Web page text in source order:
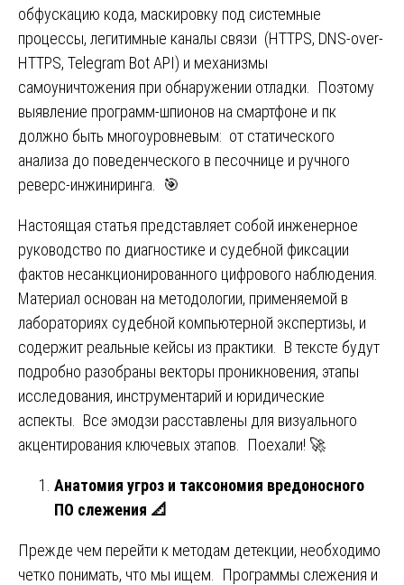
обфускацию кода, маскировку под системные
процессы, легитимные каналы связи (HTTPS, DNS-over-
HTTPS, Telegram Bot API) и механизмы
самоуничтожения при обнаружении отладки. Поэтому
выявление программ-шпионов на смартфоне и пк
должно быть многоуровневым: от статического
анализа до поведенческого в песочнице и ручного
реверс-инжиниринга. 🎯
Настоящая статья представляет собой инженерное
руководство по диагностике и судебной фиксации
фактов несанкционированного цифрового наблюдения.
Материал основан на методологии, применяемой в
лабораториях судебной компьютерной экспертизы, и
содержит реальные кейсы из практики. В тексте будут
подробно разобраны векторы проникновения, этапы
исследования, инструментарий и юридические
аспекты. Все эмодзи расставлены для визуального
акцентирования ключевых этапов. Поехали! 🚀
Анатомия угроз и таксономия вредоносного
ПО слежения 📐
Прежде чем перейти к методам детекции, необходимо
четко понимать, что мы ищем. Программы слежения и